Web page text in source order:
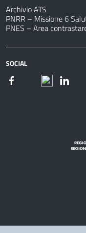
Archivio ATS
PNRR – Missione 6
PNES – Area
SOCIAL